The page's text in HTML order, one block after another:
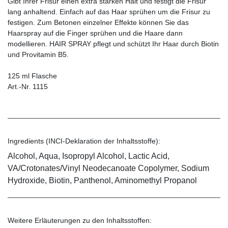
lang anhaltend. Einfach auf das Haar sprühen um die Frisur zu
festigen. Zum Betonen einzelner Effekte können Sie das
Haarspray auf die Finger sprühen und die Haare dann
modellieren. HAIR SPRAY pflegt und schützt Ihr Haar durch Biotin
und Provitamin B5.
125 ml Flasche
Art.-Nr. 1115
Ingredients (INCI-Deklaration der Inhaltsstoffe):
Alcohol, Aqua, Isopropyl Alcohol, Lactic Acid,
VA/Crotonates/Vinyl Neodecanoate Copolymer, Sodium
Hydroxide, Biotin, Panthenol, Aminomethyl Propanol
Weitere Erläuterungen zu den Inhaltsstoffen: